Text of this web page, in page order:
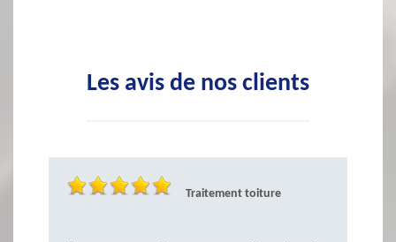
Les avis de nos clients
Traitement toiture